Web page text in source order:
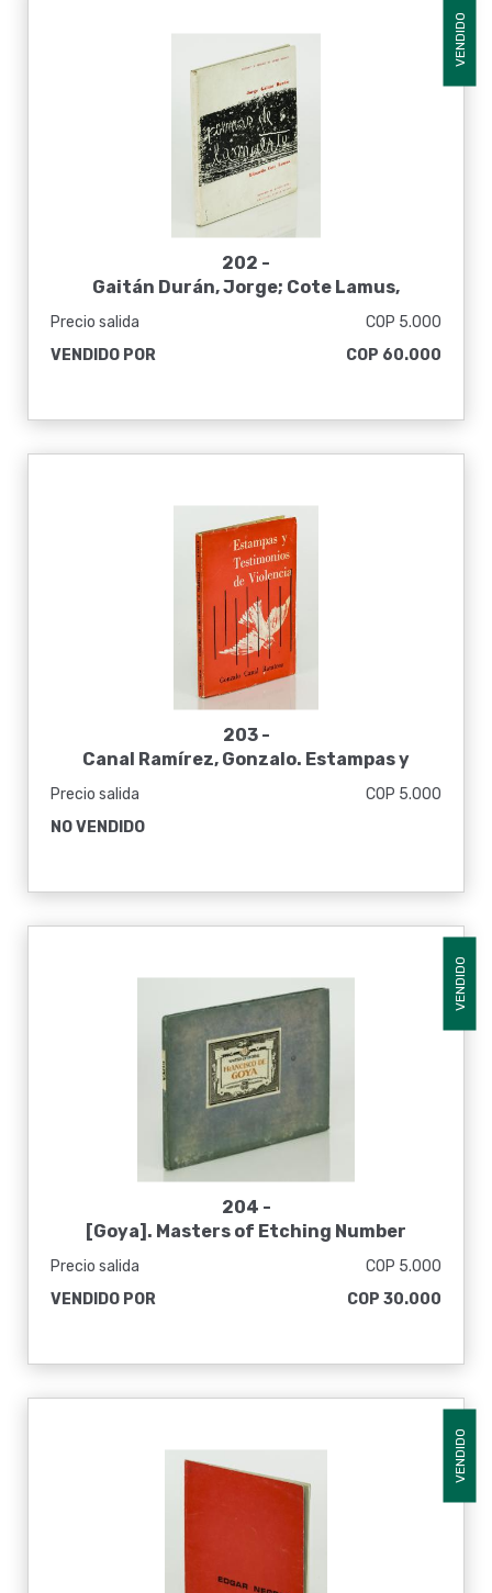
VENDIDO
202 -
Gaitán Durán, Jorge; Cote Lamus,
Eduardo. Poemas de la muerte [Primera
Precio salida
COP 5.000
VENDIDO POR
COP 60.000
203 -
Canal Ramírez, Gonzalo. Estampas y
Precio salida
COP 5.000
NO VENDIDO
VENDIDO
204 -
[Goya]. Masters of Etching Number
fifteen: Francisco de Goya introduction by
Precio salida
COP 5.000
VENDIDO POR
COP 30.000
VENDIDO